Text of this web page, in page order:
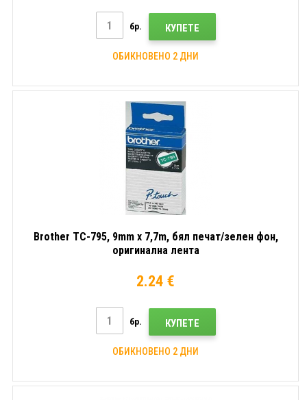
бр. КУПЕТЕ
ОБИКНОВЕНО 2 ДНИ
Brother TC-795, 9mm x 7,7m, бял печат/зелен фон,
оригинална лента
2.24 €
бр. КУПЕТЕ
ОБИКНОВЕНО 2 ДНИ